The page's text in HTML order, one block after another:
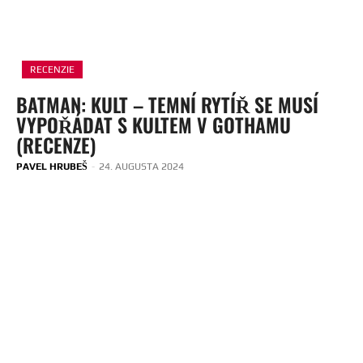
RECENZIE
BATMAN: KULT – TEMNÍ RYTÍŘ SE MUSÍ
VYPOŘÁDAT S KULTEM V GOTHAMU
(RECENZE)
PAVEL HRUBEŠ - 24. AUGUSTA 2024